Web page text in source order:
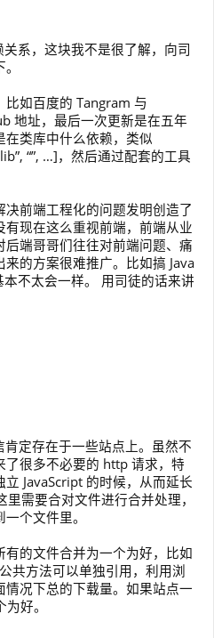
系，这块我不是很了解，向司
比如百度的 Tangram 与
地址，最后一次更新是在五年
类库中什么依赖，类似
“”, …]，然后通过配套的工具
前端工程化的问题发明创造了
现在这么重视前端，前端从业
端哥哥们往往对前端问题、痛
的方案很难推广。比如搞 Java
不太会一样。 用司徒的话来讲
定存在于一些站点上。虽然不
很多不必要的 http 请求，特
JavaScript 的时候，从而延长
需要合对文件进行合并处理，
个文件里。
的文件合并为一个为好，比如
共方法可以单独引用，利用浏
况下总的下载量。如果站点一
好。